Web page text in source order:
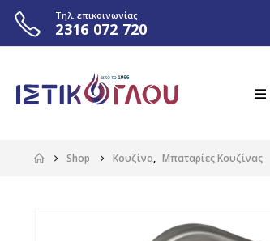
Τηλ. επικοινωνίας
2316 072 720
Shop Κουζίνα, Μπαταρίες Κουζίνας